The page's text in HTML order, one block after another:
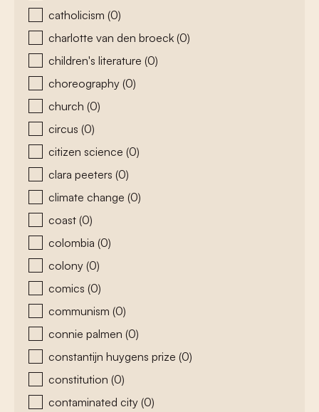
catholicism (0)
charlotte van den broeck (0)
children's literature (0)
choreography (0)
church (0)
circus (0)
citizen science (0)
clara peeters (0)
climate change (0)
coast (0)
colombia (0)
colony (0)
comics (0)
communism (0)
connie palmen (0)
constantijn huygens prize (0)
constitution (0)
contaminated city (0)